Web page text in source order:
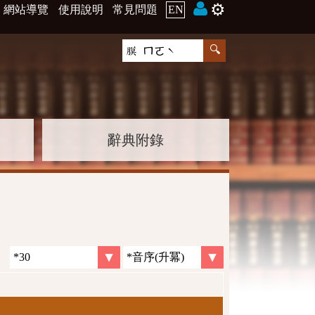
網站導覽 使用說明 常見問題 EN ⚙️
辭典附錄